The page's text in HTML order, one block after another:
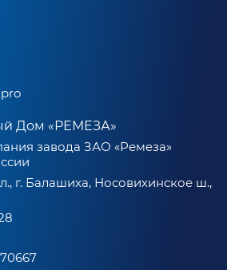
Дом «РЕМЕЗА»
завода ЗАО «Ремеза»
г. Балашиха, Носовихинское ш.,